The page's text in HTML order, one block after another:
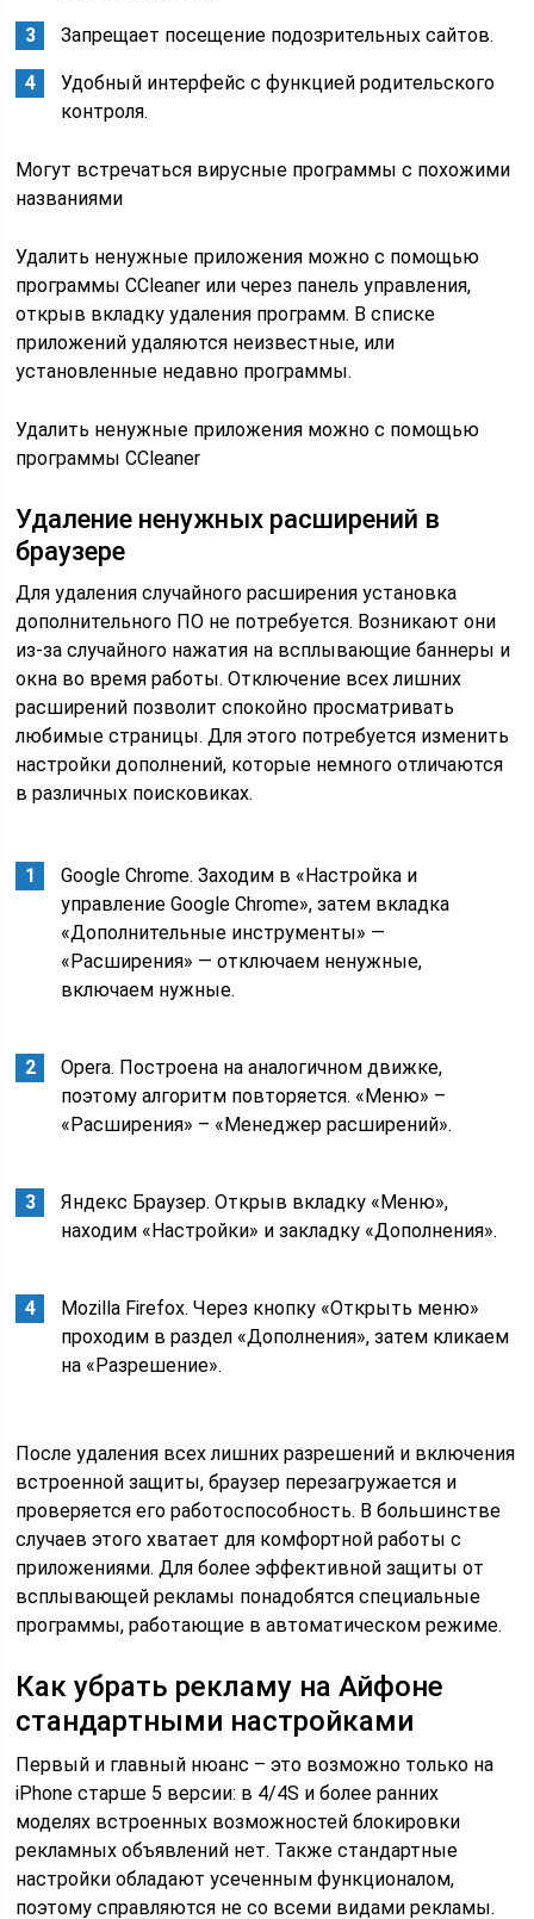
Запрещает посещение подозрительных сайтов.
Удобный интерфейс с функцией родительского
контроля.
Могут встречаться вирусные программы с похожими
названиями
Удалить ненужные приложения можно с помощью
программы CCleaner или через панель управления,
открыв вкладку удаления программ. В списке
приложений удаляются неизвестные, или
установленные недавно программы.
Удалить ненужные приложения можно с помощью
программы CCleaner
Удаление ненужных расширений в
браузере
Для удаления случайного расширения установка
дополнительного ПО не потребуется. Возникают они
из-за случайного нажатия на всплывающие баннеры и
окна во время работы. Отключение всех лишних
расширений позволит спокойно просматривать
любимые страницы. Для этого потребуется изменить
настройки дополнений, которые немного отличаются
в различных поисковиках.
Google Chrome. Заходим в «Настройка и
управление Google Chrome», затем вкладка
«Дополнительные инструменты» —
«Расширения» — отключаем ненужные,
включаем нужные.
Opera. Построена на аналогичном движке,
поэтому алгоритм повторяется. «Меню» –
«Расширения» – «Менеджер расширений».
Яндекс Браузер. Открыв вкладку «Меню»,
находим «Настройки» и закладку «Дополнения».
Mozilla Firefox. Через кнопку «Открыть меню»
проходим в раздел «Дополнения», затем кликаем
на «Разрешение».
После удаления всех лишних разрешений и включения
встроенной защиты, браузер перезагружается и
проверяется его работоспособность. В большинстве
случаев этого хватает для комфортной работы с
приложениями. Для более эффективной защиты от
всплывающей рекламы понадобятся специальные
программы, работающие в автоматическом режиме.
Как убрать рекламу на Айфоне
стандартными настройками
Первый и главный нюанс – это возможно только на
iPhone старше 5 версии: в 4/4S и более ранних
моделях встроенных возможностей блокировки
рекламных объявлений нет. Также стандартные
настройки обладают усеченным функционалом,
поэтому справляются не со всеми видами рекламы.